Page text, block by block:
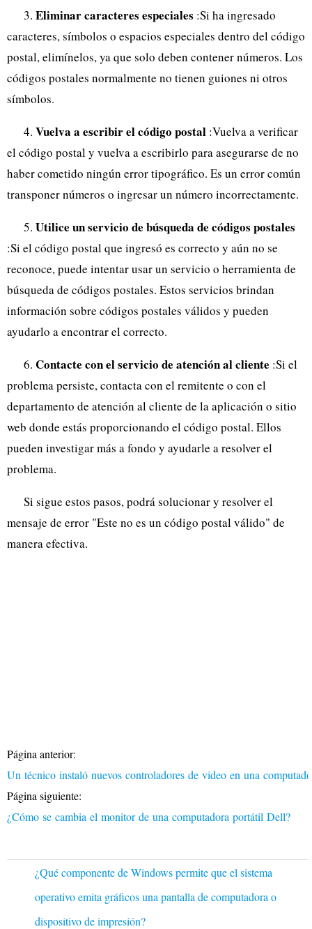
3. Eliminar caracteres especiales :Si ha ingresado
caracteres, símbolos o espacios especiales dentro del código
postal, elimínelos, ya que solo deben contener números. Los
códigos postales normalmente no tienen guiones ni otros
símbolos.
4. Vuelva a escribir el código postal :Vuelva a verificar
el código postal y vuelva a escribirlo para asegurarse de no
haber cometido ningún error tipográfico. Es un error común
transponer números o ingresar un número incorrectamente.
5. Utilice un servicio de búsqueda de códigos postales
:Si el código postal que ingresó es correcto y aún no se
reconoce, puede intentar usar un servicio o herramienta de
búsqueda de códigos postales. Estos servicios brindan
información sobre códigos postales válidos y pueden
ayudarlo a encontrar el correcto.
6. Contacte con el servicio de atención al cliente :Si el
problema persiste, contacta con el remitente o con el
departamento de atención al cliente de la aplicación o sitio
web donde estás proporcionando el código postal. Ellos
pueden investigar más a fondo y ayudarle a resolver el
problema.
Si sigue estos pasos, podrá solucionar y resolver el
mensaje de error "Este no es un código postal válido" de
manera efectiva.
Página anterior:
Un técnico instaló nuevos controladores de video en una
Página siguiente:
¿Cómo se cambia el monitor de una computadora portátil Dell?
¿Qué componente de Windows permite que el sistema
operativo emita gráficos una pantalla de computadora o
dispositivo de impresión?